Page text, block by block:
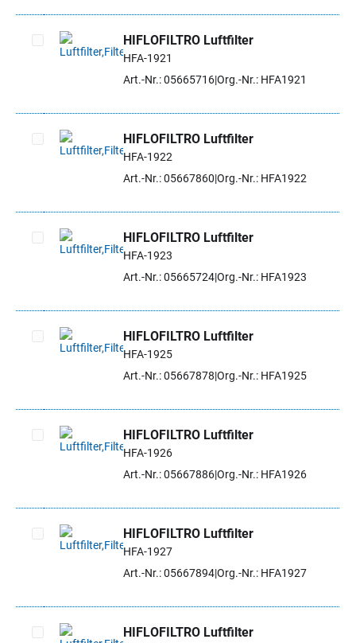
Artikel auswählen
HIFLOFILTRO Luftfilter
HFA-1921
Art.-Nr.: 05665716Org.-Nr.: HFA1921
Artikel auswählen
HIFLOFILTRO Luftfilter
HFA-1922
Art.-Nr.: 05667860 Org.-Nr.: HFA1922
Artikel auswählen
HIFLOFILTRO Luftfilter
HFA-1923
Art.-Nr.: 05665724Org.-Nr.: HFA1923
Artikel auswählen
HIFLOFILTRO Luftfilter
HFA-1925
Art.-Nr.: 05667878 Org.-Nr.: HFA1925
Artikel auswählen
HIFLOFILTRO Luftfilter
HFA-1926
Art.-Nr.: 05667886Org.-Nr.: HFA1926
Artikel auswählen
HIFLOFILTRO Luftfilter
HFA-1927
Art.-Nr.: 05667894Org.-Nr.: HFA1927
HIFLOFILTRO Luftfilter